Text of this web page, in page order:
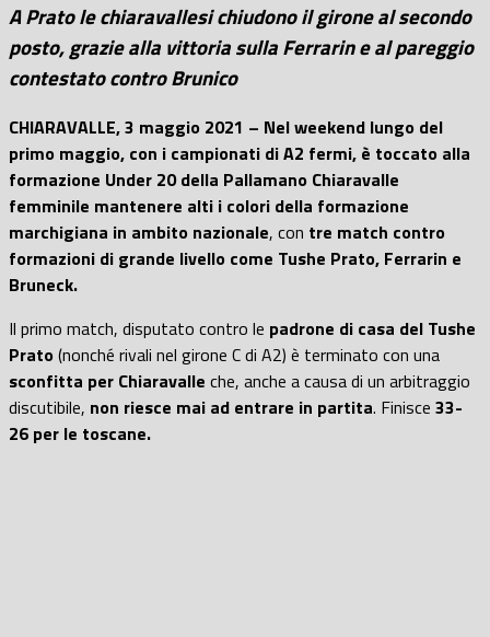
A Prato le chiaravallesi chiudono il girone al secondo
posto, grazie alla vittoria sulla Ferrarin e al pareggio
contestato contro Brunico
CHIARAVALLE, 3 maggio 2021 – Nel weekend lungo del
primo maggio, con i campionati di A2 fermi, è toccato alla
formazione Under 20 della Pallamano Chiaravalle
femminile mantenere alti i colori della formazione
marchigiana in ambito nazionale, con tre match contro
formazioni di grande livello come Tushe Prato, Ferrarin e
Bruneck.
Il primo match, disputato contro le padrone di casa del Tushe
Prato(nonché rivali nel girone C di A2) è terminato con una
sconfitta per Chiaravalle che, anche a causa di un arbitraggio
discutibile, non riesce mai ad entrare in partita. Finisce 33-
26 per le toscane.